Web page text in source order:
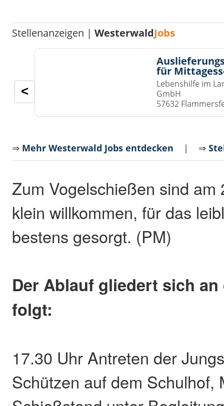
Stellenanzeigen |WesterwaldJobs
für
Lebenshilfe im
GmbH
57632
<
⇒ Mehr Westerwald Jobs entdecken | ⇒
Zum Vogelschießen sind
klein willkommen, für das
bestens gesorgt. (PM)
Der Ablauf gliedert sich an
folgt:
17.30 Uhr Antreten der
Schützen auf dem Schulhof,